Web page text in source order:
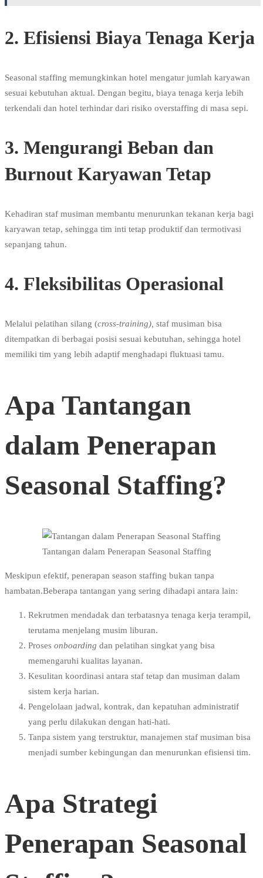
2. Efisiensi Biaya Tenaga Kerja
Seasonal staffing memungkinkan hotel mengatur jumlah karyawan
sesuai kebutuhan aktual. Dengan begitu, biaya tenaga kerja lebih
terkendali dan hotel terhindar dari risiko overstaffing di masa sepi.
3. Mengurangi Beban dan
Burnout Karyawan Tetap
Kehadiran staf musiman membantu menurunkan tekanan kerja bagi
karyawan tetap, sehingga tim inti tetap produktif dan termotivasi
sepanjang tahun.
4. Fleksibilitas Operasional
Melalui pelatihan silang (cross-training), staf musiman bisa
ditempatkan di berbagai posisi sesuai kebutuhan, sehingga hotel
memiliki tim yang lebih adaptif menghadapi fluktuasi tamu.
Apa Tantangan
dalam Penerapan
Seasonal Staffing?
Tantangan dalam Penerapan Seasonal Staffing
Meskipun efektif, penerapan season staffing bukan tanpa
hambatan.Beberapa tantangan yang sering dihadapi antara lain:
Rekrutmen mendadak dan terbatasnya tenaga kerja terampil,
terutama menjelang musim liburan.
Proses onboarding dan pelatihan singkat yang bisa
memengaruhi kualitas layanan.
Kesulitan koordinasi antara staf tetap dan musiman dalam
sistem kerja harian.
Pengelolaan jadwal, kontrak, dan kepatuhan administratif
yang perlu dilakukan dengan hati-hati.
Tanpa sistem yang terstruktur, manajemen staf musiman bisa
menjadi sumber kebingungan dan menurunkan efisiensi tim.
Apa Strategi
Penerapan Seasonal